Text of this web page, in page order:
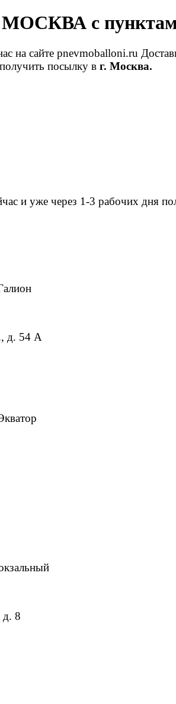
с пунктами
на сайте pnevmoballoni.ru
посылку в г. Москва.
и уже через 1-3 рабочих дня
д. 54 А
д. 8